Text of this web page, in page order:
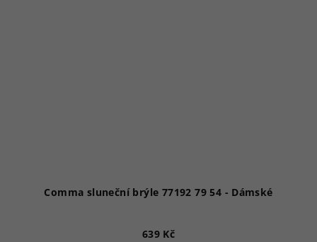
Comma sluneční brýle 77192 79 54 - Dámské
639 Kč